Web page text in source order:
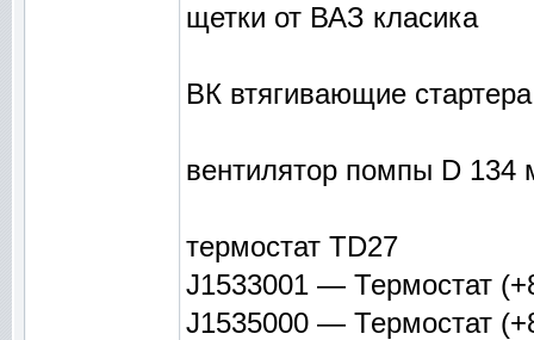
щетки от ВАЗ класика
ВК втягивающие
вентилятор помпы D 134
термостат TD27
J1533001 — Термостат
J1535000 — Термостат